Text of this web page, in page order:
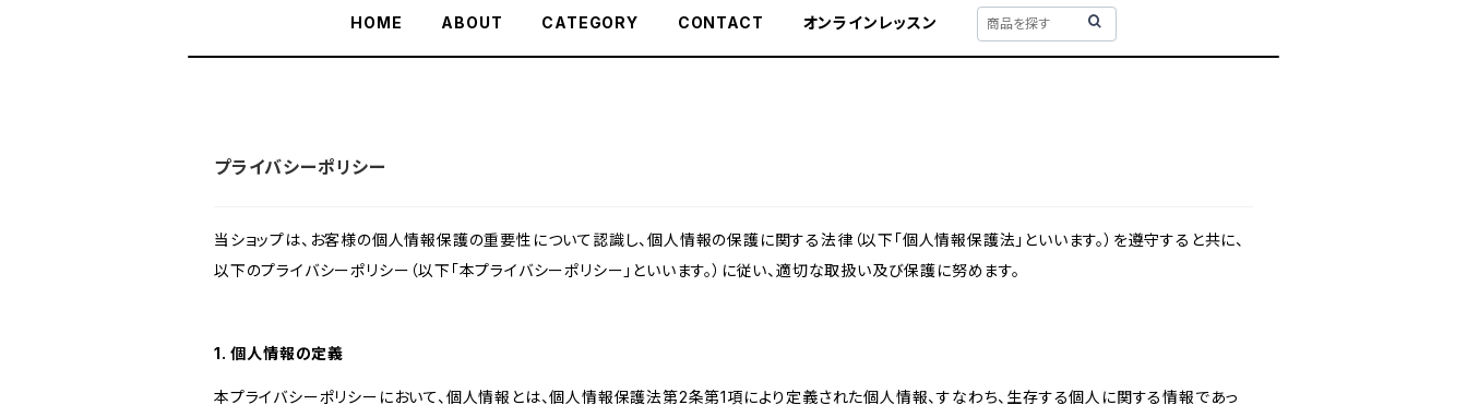
HOME ABOUT CATEGORY CONTACT オンラインレッスン
プライバシーポリシー
当ショップは、お客様の個人情報保護の重要性について認識し、個人情報の保護に関する法律（以下「個人情報保護法」といいます。）を遵守すると共に、
以下のプライバシーポリシー（以下「本プライバシーポリシー」といいます。）に従い、適切な取扱い及び保護に努めます。
1. 個人情報の定義
本プライバシーポリシーにおいて、個人情報とは、個人情報保護法第2条第1項により定義された個人情報、すなわち、生存する個人に関する情報であっ